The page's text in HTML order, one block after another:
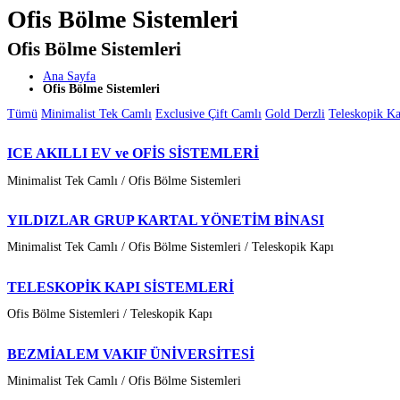
Ofis Bölme Sistemleri
Ofis Bölme Sistemleri
Ana Sayfa
Ofis Bölme Sistemleri
Tümü Minimalist Tek Camlı Exclusive Çift Camlı Gold Derzli Teleskopik
ICE AKILLI EV ve OFİS SİSTEMLERİ
Minimalist Tek Camlı / Ofis Bölme Sistemleri
YILDIZLAR GRUP KARTAL YÖNETİM BİNASI
Minimalist Tek Camlı / Ofis Bölme Sistemleri / Teleskopik Kapı
TELESKOPİK KAPI SİSTEMLERİ
Ofis Bölme Sistemleri / Teleskopik Kapı
BEZMİALEM VAKIF ÜNİVERSİTESİ
Minimalist Tek Camlı / Ofis Bölme Sistemleri